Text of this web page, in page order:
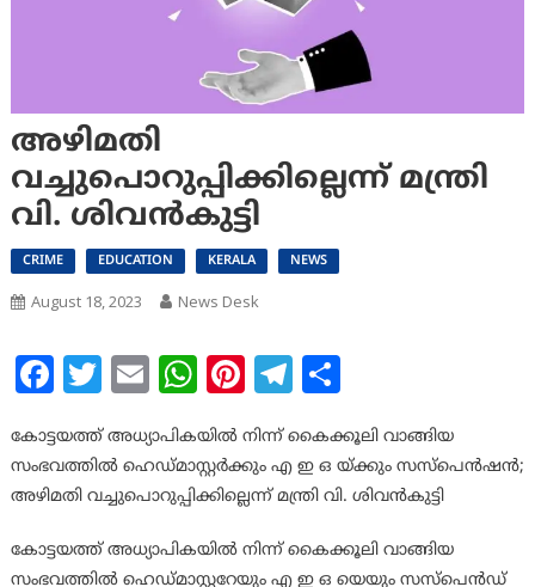
അഴിമതി
വച്ചുപൊറുപ്പിക്കില്ലെന്ന് മന്ത്രി
വി. ശിവൻകുട്ടി
CRIME EDUCATION KERALA NEWS
August 18, 2023 News Desk
Facebook
Twitter
EmailWhatsApp
Pinterest
Telegram
Share
കോട്ടയത്ത് അധ്യാപികയിൽ നിന്ന് കൈക്കൂലി വാങ്ങിയ
സംഭവത്തിൽ ഹെഡ്മാസ്റ്റർക്കും എ ഇ ഒ യ്ക്കും സസ്പെൻഷൻ;
അഴിമതി വച്ചുപൊറുപ്പിക്കില്ലെന്ന് മന്ത്രി വി. ശിവൻകുട്ടി
കോട്ടയത്ത് അധ്യാപികയിൽ നിന്ന് കൈക്കൂലി വാങ്ങിയ
സംഭവത്തിൽ ഹെഡ്മാസ്റ്ററേയും എ ഇ ഒ യെയും സസ്പെൻഡ്